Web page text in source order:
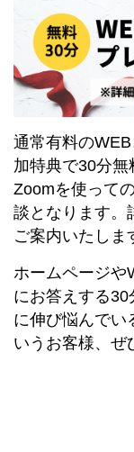
通常有料の
加特典で30分無
Zoomを使って
談となります。
ご案内いたしま
ホームページや
にお答えする
に伸び悩んでい
いうお客様、ぜ